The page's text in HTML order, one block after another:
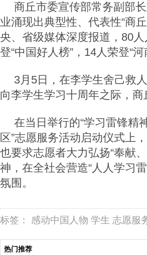
商丘市委宣传部常务副部
业涌现出典型性、代表性“商
央、省级媒体深度报道，80
登“中国好人榜”，14人荣登“河
3月5日，在李学生舍己救
向李学生学习十周年之际，
在当日举行的“学习雷锋精
区”志愿服务活动启动仪式上
也要求志愿者大力弘扬“奉献
神，在全社会营造“人人学习
氛围。
标签： 感动中国人物 学生 志愿服
热门推荐